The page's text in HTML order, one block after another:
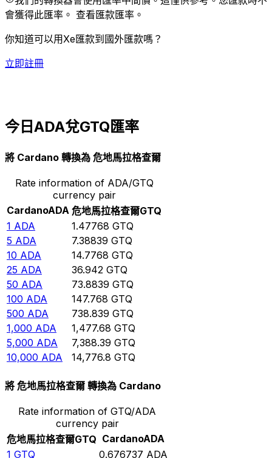
會獲得此匯率。 查看匯款匯率。
你知道可以用Xe匯款到國外匯款嗎？
立即註冊
今日ADA兌GTQ匯率
將 Cardano 轉換為 危地馬拉格查爾
Rate information of ADA/GTQ
currency pair
CardanoADA 危地馬拉格查爾GTQ
1 ADA 1.47768 GTQ
5 ADA 7.38839 GTQ
10 ADA 14.7768 GTQ
25 ADA 36.942 GTQ
50 ADA 73.8839 GTQ
100 ADA 147.768 GTQ
500 ADA 738.839 GTQ
1,000 ADA 1,477.68 GTQ
5,000 ADA 7,388.39 GTQ
10,000 ADA 14,776.8 GTQ
將 危地馬拉格查爾 轉換為 Cardano
Rate information of GTQ/ADA
currency pair
危地馬拉格查爾GTQ CardanoADA
1 GTQ 0.676737 ADA